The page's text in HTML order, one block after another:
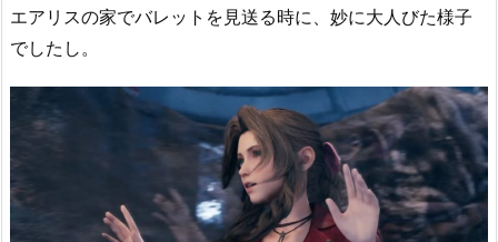
エアリスの家でバレットを見送る時に、妙に大人びた様子
でしたし。